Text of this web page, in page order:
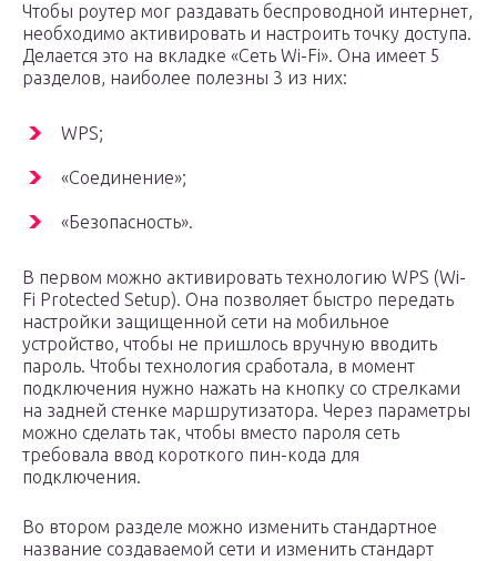
Чтобы роутер мог раздавать беспроводной интернет,
необходимо активировать и настроить точку доступа.
Делается это на вкладке «Сеть Wi-Fi». Она имеет 5
разделов, наиболее полезны 3 из них:
WPS;
«Соединение»;
«Безопасность».
В первом можно активировать технологию WPS (Wi-
Fi Protected Setup). Она позволяет быстро передать
настройки защищенной сети на мобильное
устройство, чтобы не пришлось вручную вводить
пароль. Чтобы технология сработала, в момент
подключения нужно нажать на кнопку со стрелками
на задней стенке маршрутизатора. Через параметры
можно сделать так, чтобы вместо пароля сеть
требовала ввод короткого пин-кода для
подключения.
Во втором разделе можно изменить стандартное
название создаваемой сети и изменить стандарт